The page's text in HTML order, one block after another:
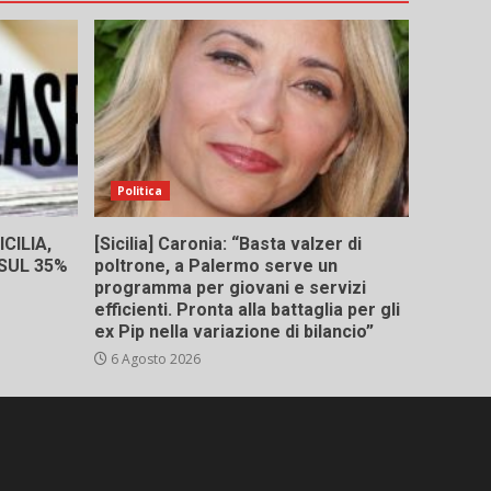
35%
Politica
[Sicilia] Caronia: “Basta valzer di
poltrone, a Palermo serve un
programma per giovani e servizi
efficienti. Pronta alla battaglia per gli
ex Pip nella variazione di bilancio”
6 Agosto 2026